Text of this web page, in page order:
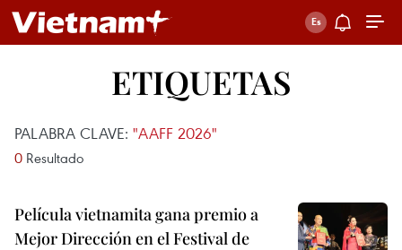
ETIQUETAS
PALABRA CLAVE: "AAFF 2026"
0 Resultado
Película vietnamita gana premio a
Mejor Dirección en el Festival de